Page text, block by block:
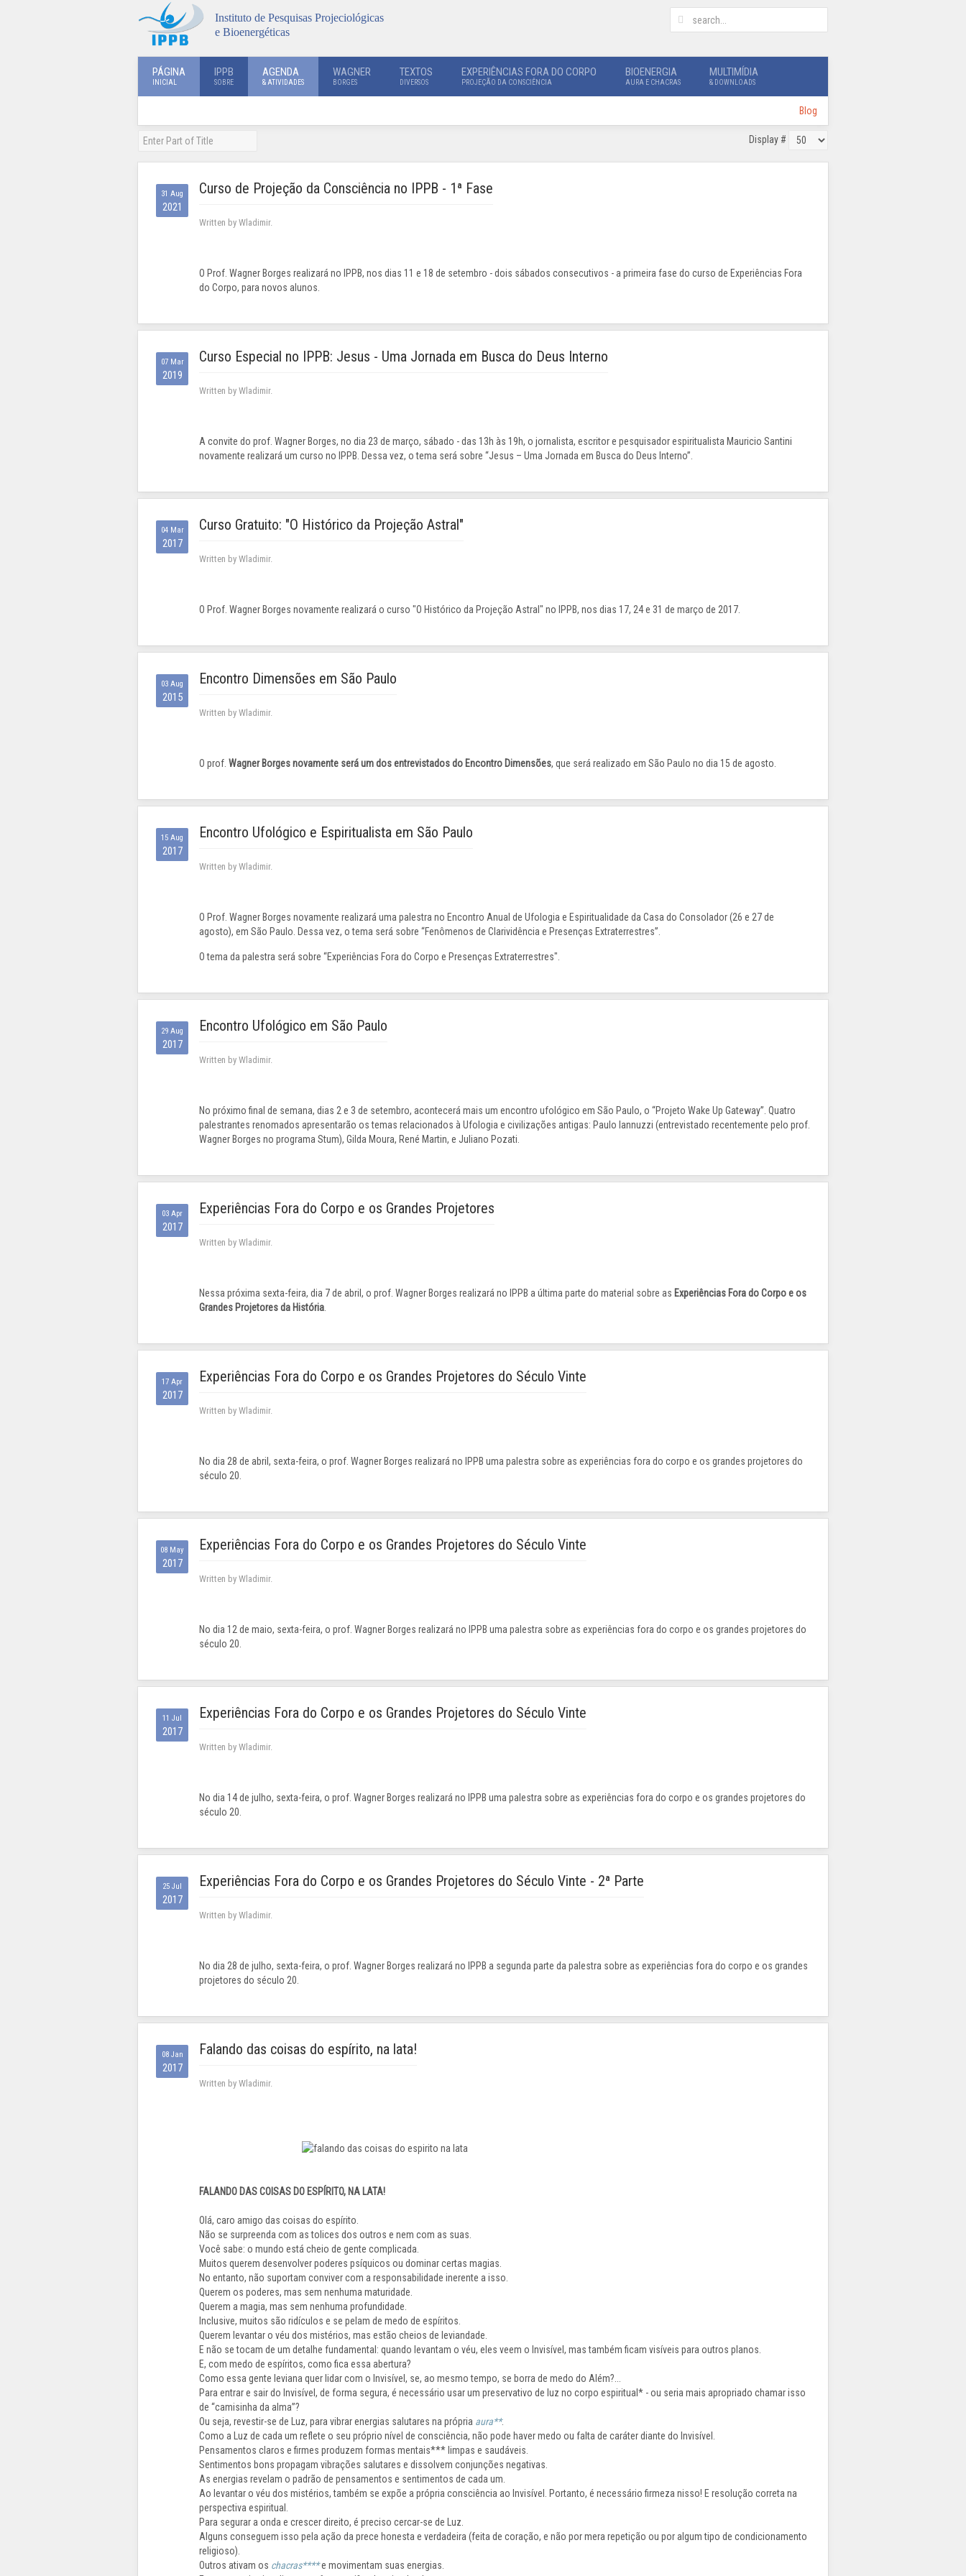
Instituto de Pesquisas Projeciológicas
e Bioenergéticas
PÁGINA
INICIAL
IPPB
SOBRE
AGENDA
& ATIVIDADES
WAGNER
BORGES
TEXTOS
DIVERSOS
EXPERIÊNCIAS FORA DO CORPO
PROJEÇÃO DA CONSCIÊNCIA
BIOENERGIA
AURA E CHACRAS
MULTIMÍDIA
& DOWNLOADS
Blog
Display #
31 Aug
2021
Curso de Projeção da Consciência no IPPB - 1ª Fase
Written by Wladimir.
O Prof. Wagner Borges realizará no IPPB, nos dias 11 e 18 de setembro - dois sábados consecutivos - a primeira fase do curso de Experiências Fora
do Corpo, para novos alunos.
07 Mar
2019
Curso Especial no IPPB: Jesus - Uma Jornada em Busca do Deus Interno
Written by Wladimir.
A convite do prof. Wagner Borges, no dia 23 de março, sábado - das 13h às 19h, o jornalista, escritor e pesquisador espiritualista Mauricio Santini
novamente realizará um curso no IPPB. Dessa vez, o tema será sobre “Jesus – Uma Jornada em Busca do Deus Interno”.
04 Mar
2017
Curso Gratuito: "O Histórico da Projeção Astral"
Written by Wladimir.
O Prof. Wagner Borges novamente realizará o curso "O Histórico da Projeção Astral" no IPPB, nos dias 17, 24 e 31 de março de 2017.
03 Aug
2015
Encontro Dimensões em São Paulo
Written by Wladimir.
O prof. Wagner Borgesnovamente será um dos entrevistados do Encontro Dimensões, que será realizado em São Paulo no dia 15 de agosto.
15 Aug
2017
Encontro Ufológico e Espiritualista em São Paulo
Written by Wladimir.
O Prof. Wagner Borges novamente realizará uma palestra no Encontro Anual de Ufologia e Espiritualidade da Casa do Consolador (26 e 27 de
agosto), em São Paulo. Dessa vez, o tema será sobre “Fenômenos de Clarividência e Presenças Extraterrestres”.
O tema da palestra será sobre “Experiências Fora do Corpo e Presenças Extraterrestres".
29 Aug
2017
Encontro Ufológico em São Paulo
Written by Wladimir.
No próximo final de semana, dias 2 e 3 de setembro, acontecerá mais um encontro ufológico em São Paulo, o “Projeto Wake Up Gateway”. Quatro
palestrantes renomados apresentarão os temas relacionados à Ufologia e civilizações antigas: Paulo Iannuzzi (entrevistado recentemente pelo prof.
Wagner Borges no programa Stum), Gilda Moura, René Martin, e Juliano Pozati.
03 Apr
2017
Experiências Fora do Corpo e os Grandes Projetores
Written by Wladimir.
Nessa próxima sexta-feira, dia 7 de abril, o prof. Wagner Borges realizará no IPPB a última parte do material sobre as Experiências Fora do Corpo e os
Grandes Projetores da História
17 Apr
2017
Experiências Fora do Corpo e os Grandes Projetores do Século Vinte
Written by Wladimir.
No dia 28 de abril, sexta-feira, o prof. Wagner Borges realizará no IPPB uma palestra sobre as experiências fora do corpo e os grandes projetores do
século 20.
08 May
2017
Experiências Fora do Corpo e os Grandes Projetores do Século Vinte
Written by Wladimir.
No dia 12 de maio, sexta-feira, o prof. Wagner Borges realizará no IPPB uma palestra sobre as experiências fora do corpo e os grandes projetores do
século 20.
11 Jul
2017
Experiências Fora do Corpo e os Grandes Projetores do Século Vinte
Written by Wladimir.
No dia 14 de julho, sexta-feira, o prof. Wagner Borges realizará no IPPB uma palestra sobre as experiências fora do corpo e os grandes projetores do
século 20.
25 Jul
2017
Experiências Fora do Corpo e os Grandes Projetores do Século Vinte - 2ª Parte
Written by Wladimir.
No dia 28 de julho, sexta-feira, o prof. Wagner Borges realizará no IPPB a segunda parte da palestra sobre as experiências fora do corpo e os grandes
projetores do século 20.
08 Jan
2017
Falando das coisas do espírito, na lata!
Written by Wladimir.
FALANDO DAS COISAS DO ESPÍRITO, NA LATA!
Olá, caro amigo das coisas do espírito.
Não se surpreenda com as tolices dos outros e nem com as suas.
Você sabe: o mundo está cheio de gente complicada.
Muitos querem desenvolver poderes psíquicos ou dominar certas magias.
No entanto, não suportam conviver com a responsabilidade inerente a isso.
Querem os poderes, mas sem nenhuma maturidade.
Querem a magia, mas sem nenhuma profundidade.
Inclusive, muitos são ridículos e se pelam de medo de espíritos.
Querem levantar o véu dos mistérios, mas estão cheios de leviandade.
E não se tocam de um detalhe fundamental: quando levantam o véu, eles veem o Invisível, mas também ficam visíveis para outros planos.
E, com medo de espíritos, como fica essa abertura?
Como essa gente leviana quer lidar com o Invisível, se, ao mesmo tempo, se borra de medo do Além?...
Para entrar e sair do Invisível, de forma segura, é necessário usar um preservativo de luz no corpo espiritual* - ou seria mais apropriado chamar isso
de “camisinha da alma”?
Ou seja, revestir-se de Luz, para vibrar energias salutares na própria aura**.
Como a Luz de cada um reflete o seu próprio nível de consciência, não pode haver medo ou falta de caráter diante do Invisível.
Pensamentos claros e firmes produzem formas mentais*** limpas e saudáveis.
Sentimentos bons propagam vibrações salutares e dissolvem conjunções negativas.
As energias revelam o padrão de pensamentos e sentimentos de cada um.
Ao levantar o véu dos mistérios, também se expõe a própria consciência ao Invisível. Portanto, é necessário firmeza nisso! E resolução correta na
perspectiva espiritual.
Para segurar a onda e crescer direito, é preciso cercar-se de Luz.
Alguns conseguem isso pela ação da prece honesta e verdadeira (feita de coração, e não por mera repetição ou por algum tipo de condicionamento
religioso).
Outros ativam os chacras****e movimentam suas energias.